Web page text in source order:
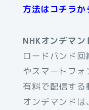
方法はコチラか
NHKオンデマン
ロードバンド
やスマートフ
有料で配信す
オンデマンド